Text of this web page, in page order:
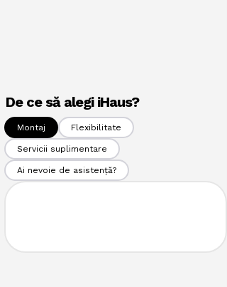
De ce să alegi iHaus?
Montaj Flexibilitate
Servicii suplimentare
Ai nevoie de asistență?